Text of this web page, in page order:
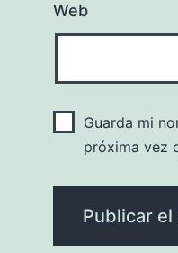
Web
Guarda mi
próxima vez